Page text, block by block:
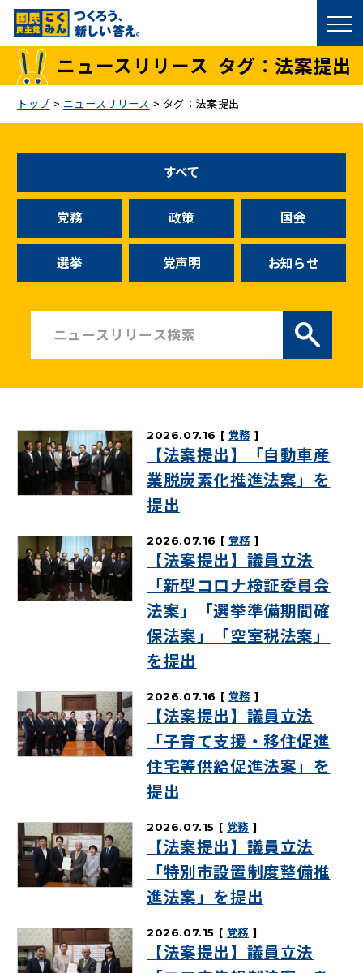
国民民主党トップ
候補者公募
こくみん政治塾
党基本情報
お問い合わせ
こくみんうさぎの部屋
参加・サポート
Go!Go!こくみんストア（新しいタブで開く）
TEAMこくみんうさぎ （新しいタブで開く）
こくみんオンラインスクール（新しいタブで開く）
（新しいタブで開く）
二次創作ガイドライン（新しいタブで開く）
特定商取引法に基づく表記
ニュースリリース タグ：法案提出
トップ > ニュースリリース > タグ：法案提出
すべて
党務 政策 国会
選挙 党声明 お知らせ
2026.07.16 党務
【法案提出】「自動車産
業脱炭素化推進法案」を
提出
2026.07.16 党務
【法案提出】議員立法
「新型コロナ検証委員会
法案」「選挙準備期間確
保法案」「空室税法案」
を提出
2026.07.16 党務
【法案提出】議員立法
「子育て支援・移住促進
住宅等供給促進法案」を
提出
2026.07.15 党務
【法案提出】議員立法
「特別市設置制度整備推
進法案」を提出
2026.07.15 党務
【法案提出】議員立法